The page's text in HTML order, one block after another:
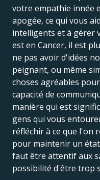
votre empathie innée
apogée, ce qui vous
intelligents et à gérer
est en Cancer, il est
ne pas avoir d'idées
peignant, ou même
choses agréables pour
capacité de
manière qui est
gens qui vous
réfléchir à ce que l'on
pour maintenir un état
faut être attentif aux
possibilité d'être trop